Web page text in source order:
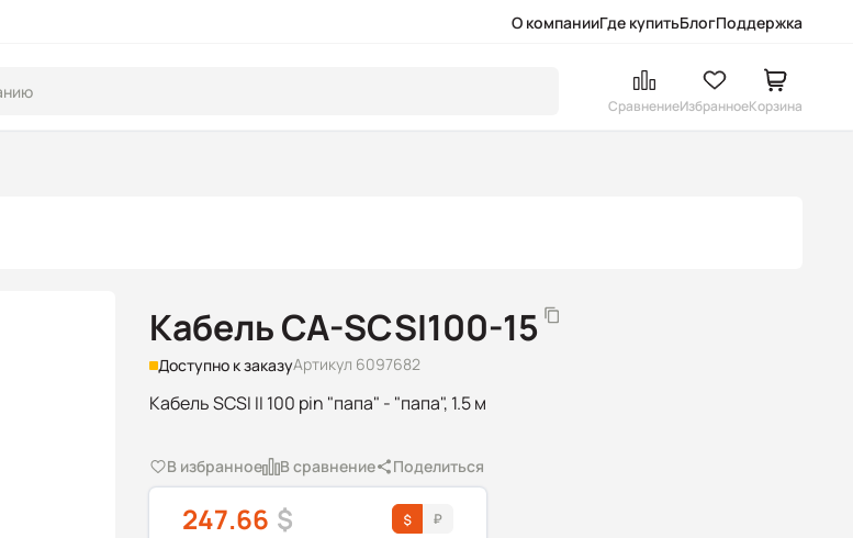
О компанииГде купитьБлогПоддержка
СравнениеИзбранноеКорзина
Кабель CA-SCSI100-15
Доступно к заказуАртикул 6097682
Кабель SCSI II 100 pin "папа" - "папа", 1.5 м
В избранное В сравнение Поделиться
247.66 $